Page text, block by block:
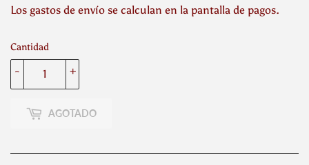
Los gastos de envío se calculan en la pantalla de pagos.
Cantidad
+
-
AGOTADO